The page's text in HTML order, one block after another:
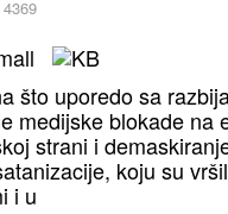
što uporedo sa
medijske blokade na
strani i
koju su
i u